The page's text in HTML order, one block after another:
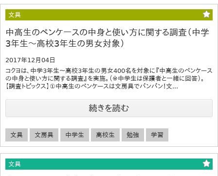
文具
中高生のペンケースの中身と使い方に関する調査（中学
3年生～高校3年生の男女対象）
2017年12月04日
コクヨは、中学3年生～高校3年生の男女400名を対象に『中高生のペンケース
の中身と使い方に関する調査』を実施。（※中学生は保護者と一緒に回答）。
【調査トピックス】①中高生のペンケースは文房具でパンパン！文...
続きを読む
文具 文房具 中学生 高校生 勉強 学習
文具